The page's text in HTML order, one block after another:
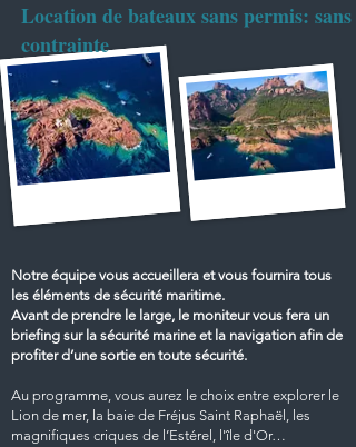
Location de bateaux sans permis: sans
contrainte
Notre équipe vous accueillera et vous fournira tous
les éléments de sécurité maritime.
Avant de prendre le large, le moniteur vous fera un
briefing sur la sécurité marine et la navigation afin de
profiter d’une sortie en toute sécurité.
Au programme, vous aurez le choix entre explorer le
Lion de mer, la baie de Fréjus Saint Raphaël , les
magnifiques criques de l’Estérel, l'île d'Or…